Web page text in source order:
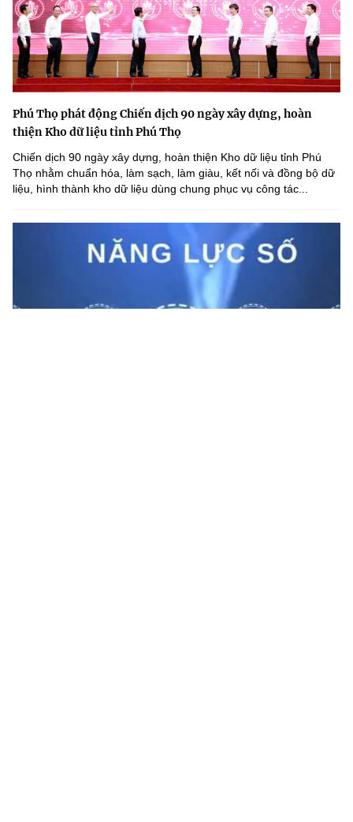
Phú Thọ phát động Chiến dịch 90 ngày xây dựng, hoàn
thiện Kho dữ liệu tỉnh Phú Thọ
Chiến dịch 90 ngày xây dựng, hoàn thiện Kho dữ liệu tỉnh Phú
Thọ nhằm chuẩn hóa, làm sạch, làm giàu, kết nối và đồng bộ dữ
liệu, hình thành kho dữ liệu dùng chung phục vụ công tác...